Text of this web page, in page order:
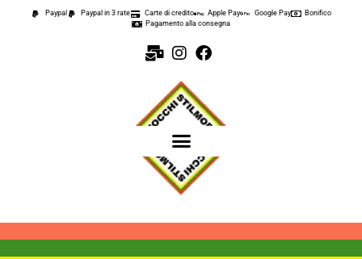
contenuto
Paypal Paypal in 3 rate Carte di credito Apple Pay Google Pay
Bonifico
Pagamento alla consegna